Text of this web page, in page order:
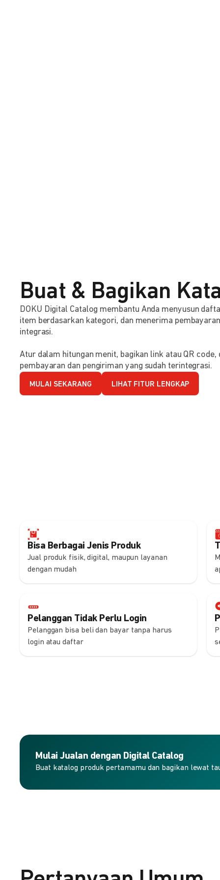
Buat & Bagikan
DOKU Digital Catalog membantu Anda menyusun
item berdasarkan kategori, dan menerima
integrasi.
Atur dalam hitungan menit, bagikan link atau QR
pembayaran dan pengiriman yang sudah terintegrasi.
MULAI SEKARANG LIHAT FITUR LENGKAP
Bisa Berbagai Jenis Produk
Jual produk fisik, digital, maupun layanan
dengan mudah
Pelanggan Tidak Perlu Login
Pelanggan bisa beli dan bayar tanpa harus
login atau daftar
Mulai Jualan dengan Digital Catalog
Buat katalog produk pertamamu dan bagikan lewat